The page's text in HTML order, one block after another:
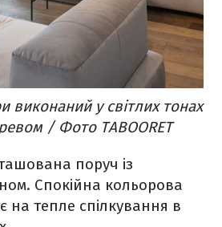
виконаний у світлих тонах
/ Фото TABOORET
поруч із
Спокійна кольорова
на тепле спілкування в